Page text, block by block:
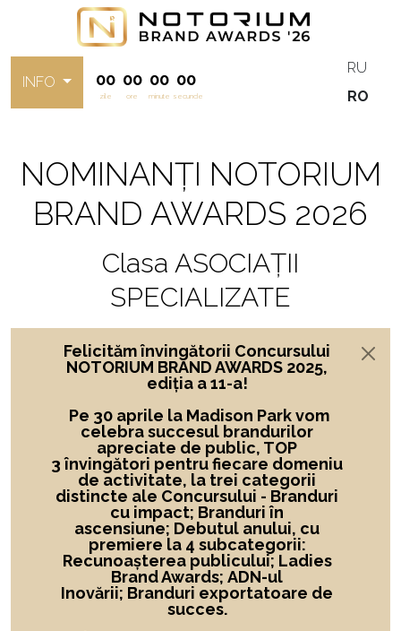
INFO 00
zile
00
ore
00
minute
00
secunde
RU
RO
NOMINANȚI NOTORIUM
BRAND AWARDS 2026
Clasa ASOCIAȚII
SPECIALIZATE
Felicităm învingătorii Concursului
NOTORIUM BRAND AWARDS 2025,
ediția a 11-a!
Pe 30 aprile la Madison Park vom
celebra succesul brandurilor
apreciate de public, TOP
3 învingători pentru fiecare domeniu
de activitate, la trei categorii
distincte ale Concursului - Branduri
cu impact; Branduri în
ascensiune; Debutul anului, cu
premiere la 4 subcategorii:
Recunoașterea publicului; Ladies
Brand Awards; ADN-ul
Inovării; Branduri exportatoare de
succes.